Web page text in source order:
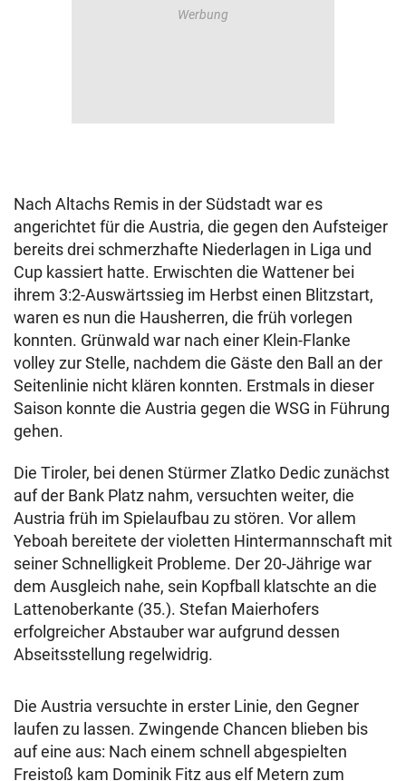
Nach Altachs Remis in der Südstadt war es
angerichtet für die Austria, die gegen den Aufsteiger
bereits drei schmerzhafte Niederlagen in Liga und
Cup kassiert hatte. Erwischten die Wattener bei
ihrem 3:2-Auswärtssieg im Herbst einen Blitzstart,
waren es nun die Hausherren, die früh vorlegen
konnten. Grünwald war nach einer Klein-Flanke
volley zur Stelle, nachdem die Gäste den Ball an der
Seitenlinie nicht klären konnten. Erstmals in dieser
Saison konnte die Austria gegen die WSG in Führung
gehen.
Die Tiroler, bei denen Stürmer Zlatko Dedic zunächst
auf der Bank Platz nahm, versuchten weiter, die
Austria früh im Spielaufbau zu stören. Vor allem
Yeboah bereitete der violetten Hintermannschaft mit
seiner Schnelligkeit Probleme. Der 20-Jährige war
dem Ausgleich nahe, sein Kopfball klatschte an die
Lattenoberkante (35.). Stefan Maierhofers
erfolgreicher Abstauber war aufgrund dessen
Abseitsstellung regelwidrig.
Die Austria versuchte in erster Linie, den Gegner
laufen zu lassen. Zwingende Chancen blieben bis
auf eine aus: Nach einem schnell abgespielten
Freistoß kam Dominik Fitz aus elf Metern zum